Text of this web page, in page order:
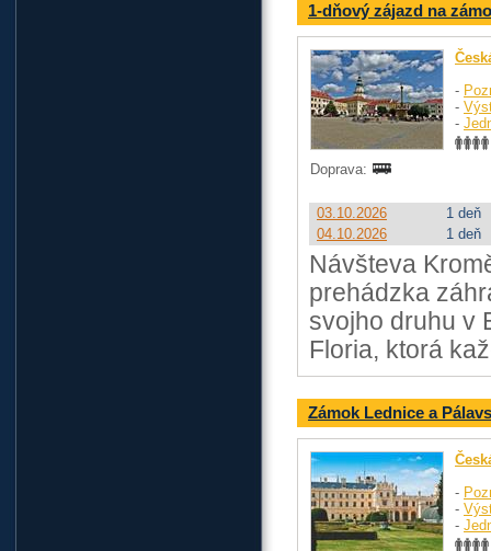
1-dňový zájazd na
-
-
-
Doprava:
03.10.2026
1 deň
04.10.2026
1 deň
Návšteva
prehádzka
svojho druhu v
Floria, ktorá
Zámok Lednice a
-
-
-